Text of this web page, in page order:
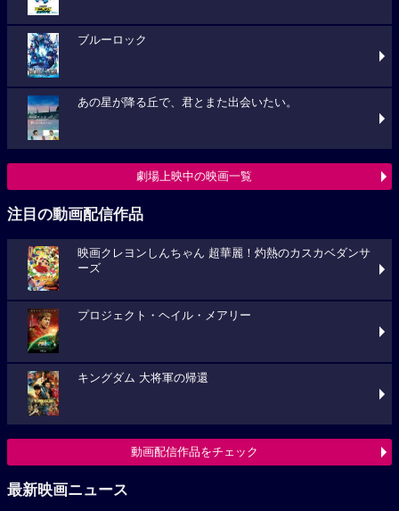
ブルーロック
あの星が降る丘で、君とまた出会いたい。
劇場上映中の映画一覧
注目の動画配信作品
映画クレヨンしんちゃん 超華麗！灼熱のカスカベダンサ
ーズ
プロジェクト・ヘイル・メアリー
キングダム 大将軍の帰還
動画配信作品をチェック
最新映画ニュース